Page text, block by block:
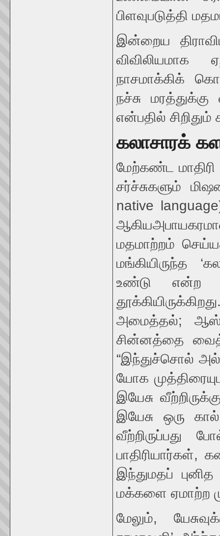
பிளவுபடுத்தி
இன்றைய
விவிலியமாக
நாசமாக்கிக்
நச்சு
என்பதில்
கலாசாரக்
மேற்கண்ட
சர்ச்சுகளும்
native
ஆகிய
மதமாற்றம்
மங்கியிருந்த
உண்டு என்ற
அமைத்தல்;
சின்னத்தை
“இந்துச்சொல்
யோக
இயேசு
இயேசு ஒரு
வீற்றிருப்பது
பாதிரியார்கள்,
இந்துமதப்
மக்களை ஏமாற்ற
மேலும்,